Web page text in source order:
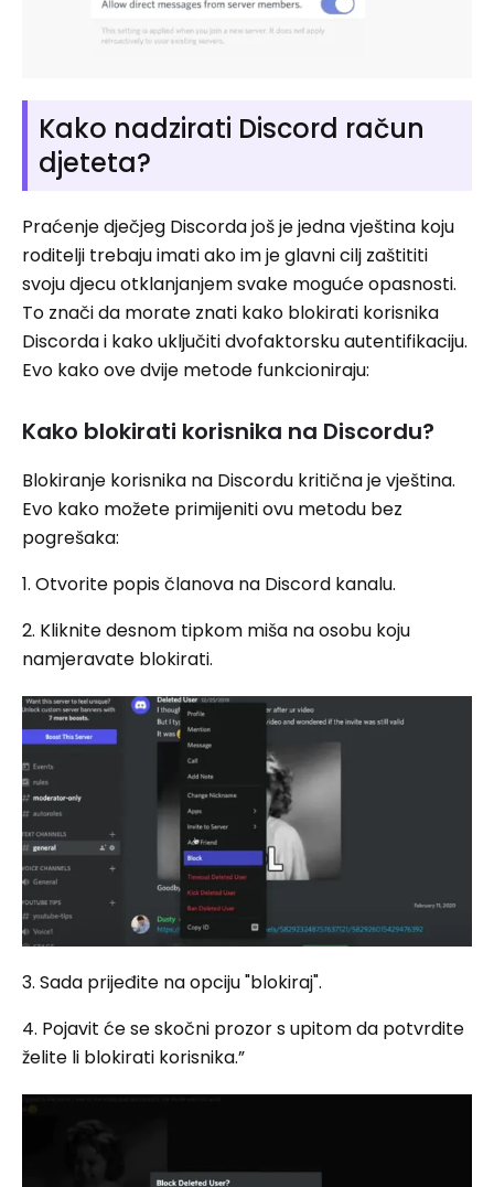
Kako nadzirati Discord račun
djeteta?
Praćenje dječjeg Discorda još je jedna vještina koju
roditelji trebaju imati ako im je glavni cilj zaštititi
svoju djecu otklanjanjem svake moguće opasnosti.
To znači da morate znati kako blokirati korisnika
Discorda i kako uključiti dvofaktorsku autentifikaciju.
Evo kako ove dvije metode funkcioniraju:
Kako blokirati korisnika na Discordu?
Blokiranje korisnika na Discordu kritična je vještina.
Evo kako možete primijeniti ovu metodu bez
pogrešaka:
1. Otvorite popis članova na Discord kanalu.
2. Kliknite desnom tipkom miša na osobu koju
namjeravate blokirati.
3. Sada prijeđite na opciju "blokiraj".
4. Pojavit će se skočni prozor s upitom da potvrdite
želite li blokirati korisnika.”